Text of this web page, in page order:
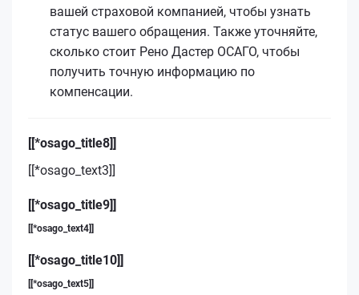
вашей страховой компанией, чтобы узнать
статус вашего обращения. Также уточняйте,
сколько стоит Рено Дастер ОСАГО, чтобы
получить точную информацию по
компенсации.
[[*osago_title8]]
[[*osago_text3]]
[[*osago_title9]]
[[*osago_text4]]
[[*osago_title10]]
[[*osago_text5]]